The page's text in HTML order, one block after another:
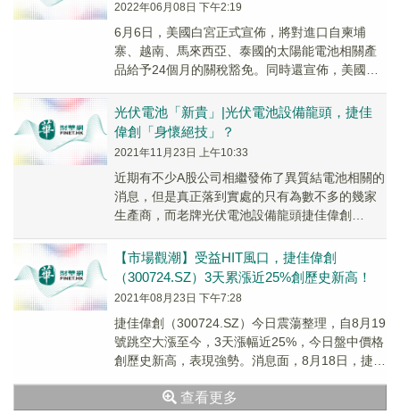
2022年06月08日 下午2:19
6月6日，美國白宮正式宣佈，將對進口自柬埔
寨、越南、馬來西亞、泰國的太陽能電池相關產
品給予24個月的關稅豁免。同時還宣佈，美國有
在此...
光伏電池「新貴」|光伏電池設備龍頭，捷佳
偉創「身懷絕技」？
2021年11月23日 上午10:33
近期有不少A股公司相繼發佈了異質結電池相關的
消息，但是真正落到實處的只有為數不多的幾家
生產商，而老牌光伏電池設備龍頭捷佳偉創
【市場觀潮】受益HIT風口，捷佳偉創
（300724.SZ）3天累漲近25%創歷史新高！
2021年08月23日 下午7:28
捷佳偉創（300724.SZ）今日震蕩整理，自8月19
號跳空大漲至今，3天漲幅近25%，今日盤中價格
創歷史新高，表現強勢。消息面，8月18日，捷佳
查看更多